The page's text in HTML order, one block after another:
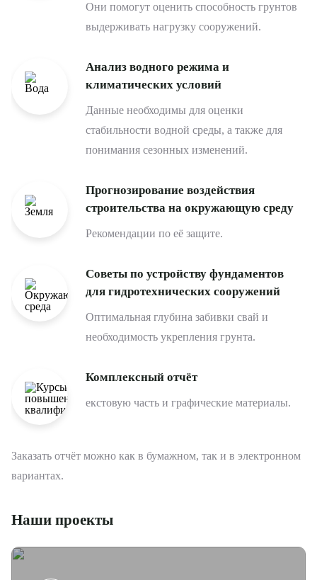
Они помогут оценить способность грунтов
выдерживать нагрузку сооружений.
Анализ водного режима и
климатических условий
Данные необходимы для оценки
стабильности водной среды, а также для
понимания сезонных изменений.
Прогнозирование воздействия
строительства на окружающую среду
Рекомендации по её защите.
Советы по устройству фундаментов
для гидротехнических сооружений
Оптимальная глубина забивки свай и
необходимость укрепления грунта.
Комплексный отчёт
екстовую часть и графические материалы.
Заказать отчёт можно как в бумажном, так и в электронном
вариантах.
Основные цели:
Безопасность конструкций. Инженерные изыскания на
Стоимость рассчитывается индивидуально. Финальная цена
формируется после изучения технического задания и
Наши проекты